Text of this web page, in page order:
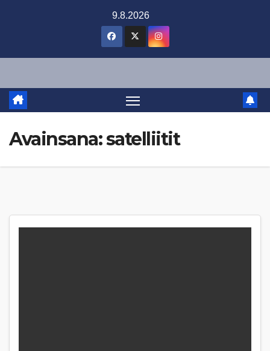
9.8.2026
Avainsana:satelliitit